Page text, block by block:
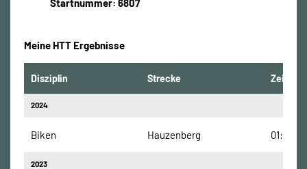
Startnummer: 6807
Meine HTT Ergebnisse
Disziplin Strecke Zeit
2024
Biken Hauzenberg
2023